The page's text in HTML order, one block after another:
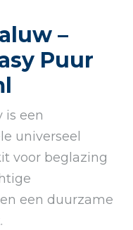
–
Puur
is een
universeel
voor beglazing
een duurzame